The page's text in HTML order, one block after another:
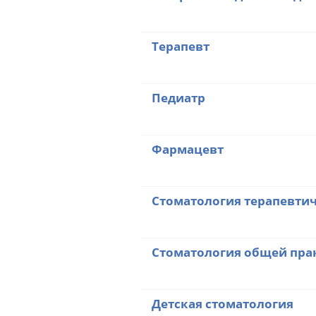
Терапевт
Педиатр
Фармацевт
Стоматология
Стоматология общей
Детская стоматология